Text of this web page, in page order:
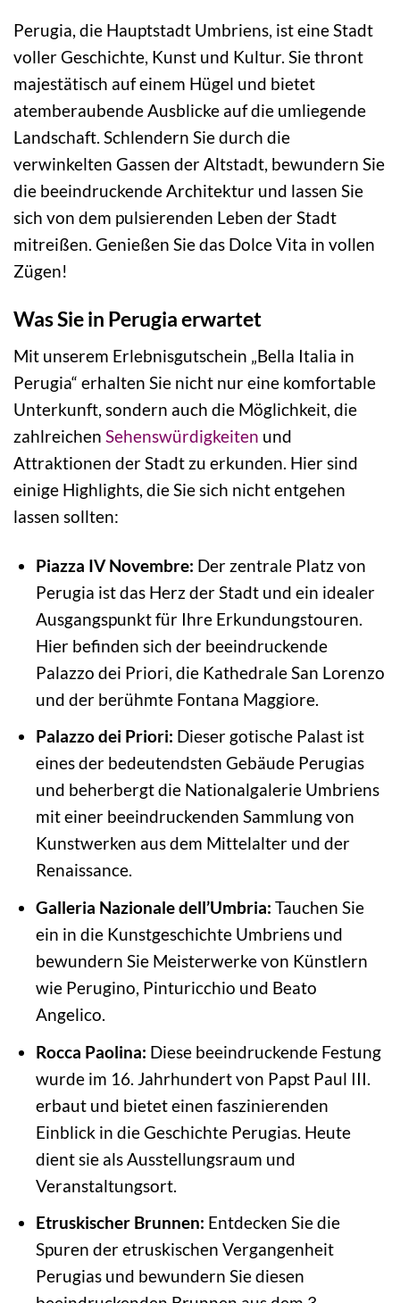
Perugia, die Hauptstadt Umbriens, ist eine Stadt
voller Geschichte, Kunst und Kultur. Sie thront
majestätisch auf einem Hügel und bietet
atemberaubende Ausblicke auf die umliegende
Landschaft. Schlendern Sie durch die
verwinkelten Gassen der Altstadt, bewundern Sie
die beeindruckende Architektur und lassen Sie
sich von dem pulsierenden Leben der Stadt
mitreißen. Genießen Sie das Dolce Vita in vollen
Zügen!
Was Sie in Perugia erwartet
Mit unserem Erlebnisgutschein „Bella Italia in
Perugia“ erhalten Sie nicht nur eine komfortable
Unterkunft, sondern auch die Möglichkeit, die
zahlreichen Sehenswürdigkeiten und
Attraktionen der Stadt zu erkunden. Hier sind
einige Highlights, die Sie sich nicht entgehen
lassen sollten:
Piazza IV Novembre: Der zentrale Platz von
Perugia ist das Herz der Stadt und ein idealer
Ausgangspunkt für Ihre Erkundungstouren.
Hier befinden sich der beeindruckende
Palazzo dei Priori, die Kathedrale San Lorenzo
und der berühmte Fontana Maggiore.
Palazzo dei Priori: Dieser gotische Palast ist
eines der bedeutendsten Gebäude Perugias
und beherbergt die Nationalgalerie Umbriens
mit einer beeindruckenden Sammlung von
Kunstwerken aus dem Mittelalter und der
Renaissance.
Galleria Nazionale dell’Umbria: Tauchen Sie
ein in die Kunstgeschichte Umbriens und
bewundern Sie Meisterwerke von Künstlern
wie Perugino, Pinturicchio und Beato
Angelico.
Rocca Paolina: Diese beeindruckende Festung
wurde im 16. Jahrhundert von Papst Paul III.
erbaut und bietet einen faszinierenden
Einblick in die Geschichte Perugias. Heute
dient sie als Ausstellungsraum und
Veranstaltungsort.
Etruskischer Brunnen: Entdecken Sie die
Spuren der etruskischen Vergangenheit
Perugias und bewundern Sie diesen